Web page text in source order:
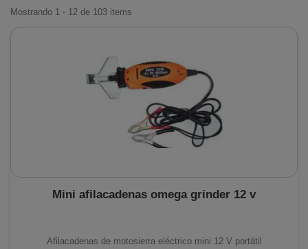
Mostrando 1 - 12 de 103 items
Mini afilacadenas omega grinder 12 v
Afilacadenas de motosierra eléctrico mini 12 V portátil